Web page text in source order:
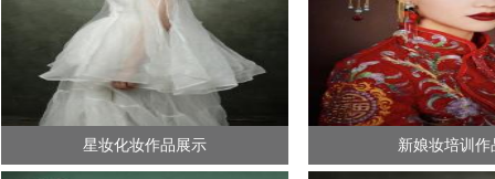
星妆化妆作品展示 新娘